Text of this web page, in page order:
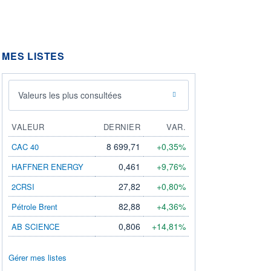
MES LISTES
Valeurs les plus consultées
VALEUR DERNIER
VAR.
CAC 40
8 699,71 +0,35%
HAFFNER ENERGY 0,461 +9,76%
2CRSI 27,82 +0,80%
Pétrole Brent 82,88 +4,36%
AB SCIENCE 0,806 +14,81%
Gérer mes listes